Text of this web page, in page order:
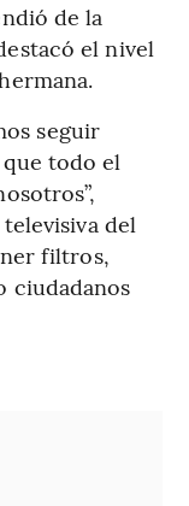
de la
el nivel
seguir
todo el
del
filtros,
ciudadanos